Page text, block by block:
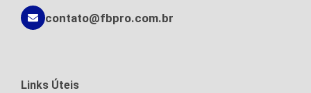
contato@fbpro.com.br
Links Úteis